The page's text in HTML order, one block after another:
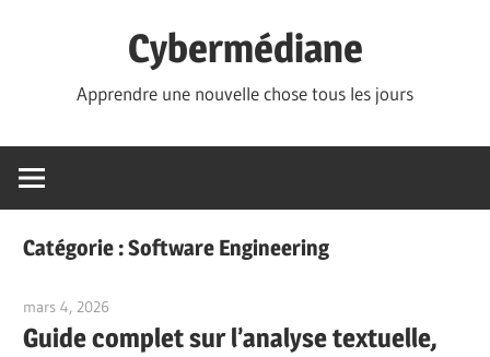
Cybermédiane
Apprendre une nouvelle chose tous les jours
Catégorie :Software Engineering
mars 4, 2026
Guide complet sur l’analyse textuelle,